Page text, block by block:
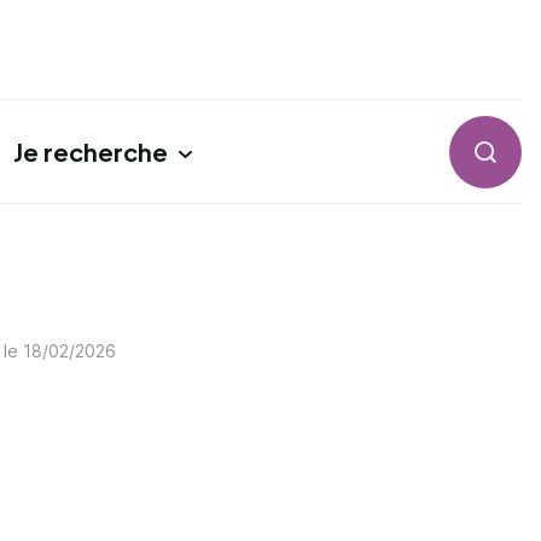
Je recherche
le 18/02/2026